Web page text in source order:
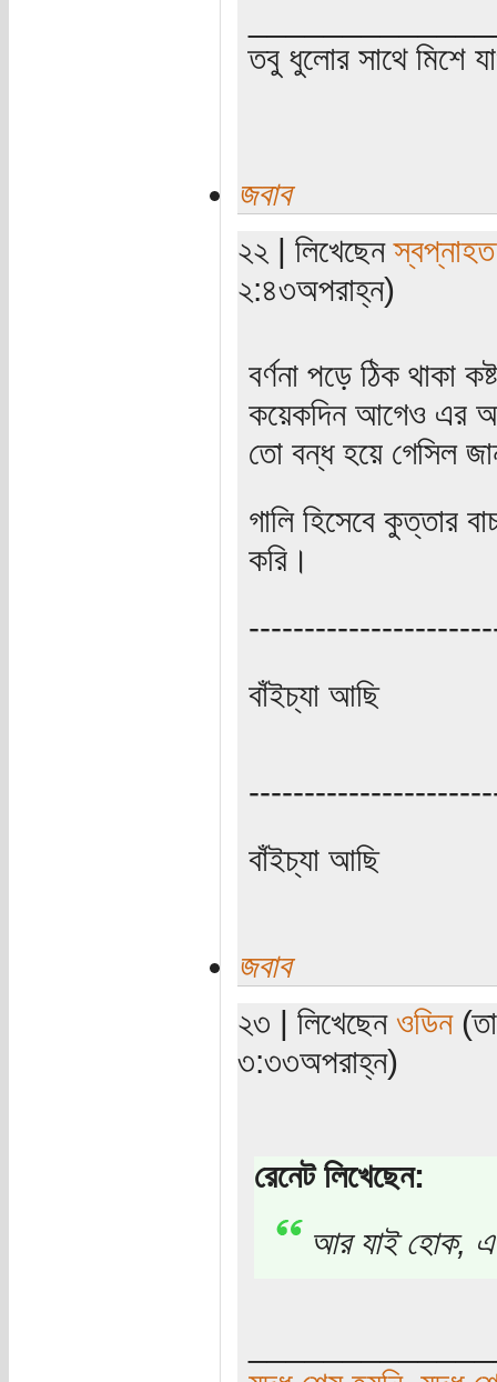
তবু ধুলোর সাথে মিশে
জবাব
২২ | লিখেছেনস্বপ্নাহত
২:৪৩অপরাহ্ন)
বর্ণনা পড়ে ঠিক থাকা
কয়েকদিন আগেও এর
তো বন্ধ হয়ে গেসিল
গালি হিসেবে কুত্তার
করি।
বাঁইচ্যা আছি
বাঁইচ্যা আছি
জবাব
২৩ | লিখেছেন ওডিন
৩:৩৩অপরাহ্ন)
রেনেট লিখেছেন:
আর যাই হোক,